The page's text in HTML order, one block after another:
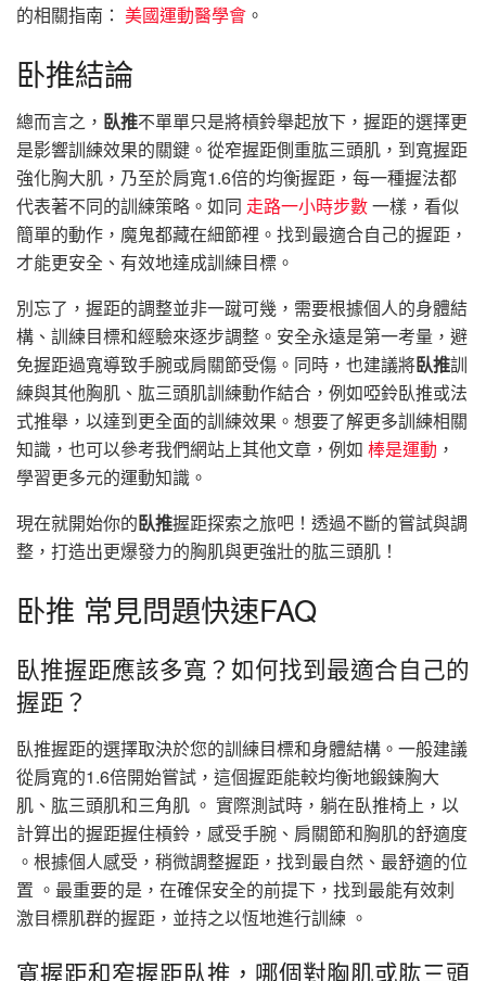
的相關指南： 美國運動醫學會 。
卧推結論
總而言之， 臥推不單單只是將槓鈴舉起放下，握距的選擇更
是影響訓練效果的關鍵。從窄握距側重肱三頭肌，到寬握距
強化胸大肌，乃至於肩寬1.6倍的均衡握距，每一種握法都
代表著不同的訓練策略。如同 走路一小時步數一樣，看似
簡單的動作，魔鬼都藏在細節裡。找到最適合自己的握距，
才能更安全、有效地達成訓練目標。
別忘了，握距的調整並非一蹴可幾，需要根據個人的身體結
構、訓練目標和經驗來逐步調整。安全永遠是第一考量，避
免握距過寬導致手腕或肩關節受傷。同時，也建議將臥推訓
練與其他胸肌、肱三頭肌訓練動作結合，例如啞鈴臥推或法
式推舉，以達到更全面的訓練效果。想要了解更多訓練相關
知識，也可以參考我們網站上其他文章，例如 棒是運動 ，
學習更多元的運動知識。
現在就開始你的臥推握距探索之旅吧！透過不斷的嘗試與調
整，打造出更爆發力的胸肌與更強壯的肱三頭肌！
卧推 常見問題快速FAQ
臥推握距應該多寬？如何找到最適合自己的
握距？
臥推握距的選擇取決於您的訓練目標和身體結構。一般建議
從肩寬的1.6倍開始嘗試，這個握距能較均衡地鍛鍊胸大
肌、肱三頭肌和三角肌 。 實際測試時，躺在臥推椅上，以
計算出的握距握住槓鈴，感受手腕、肩關節和胸肌的舒適度
。根據個人感受，稍微調整握距，找到最自然、最舒適的位
置 。最重要的是，在確保安全的前提下，找到最能有效刺
激目標肌群的握距，並持之以恆地進行訓練 。
寬握距和窄握距臥推，哪個對胸肌或肱三頭